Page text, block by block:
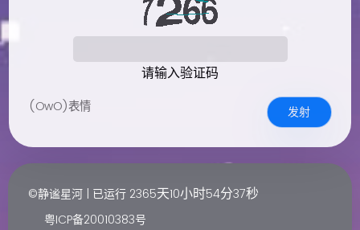
请输入验证码
(OwO)表情 发射
©静谧星河 | 已运行 2365天10小时54分37秒
粤ICP备20010383号